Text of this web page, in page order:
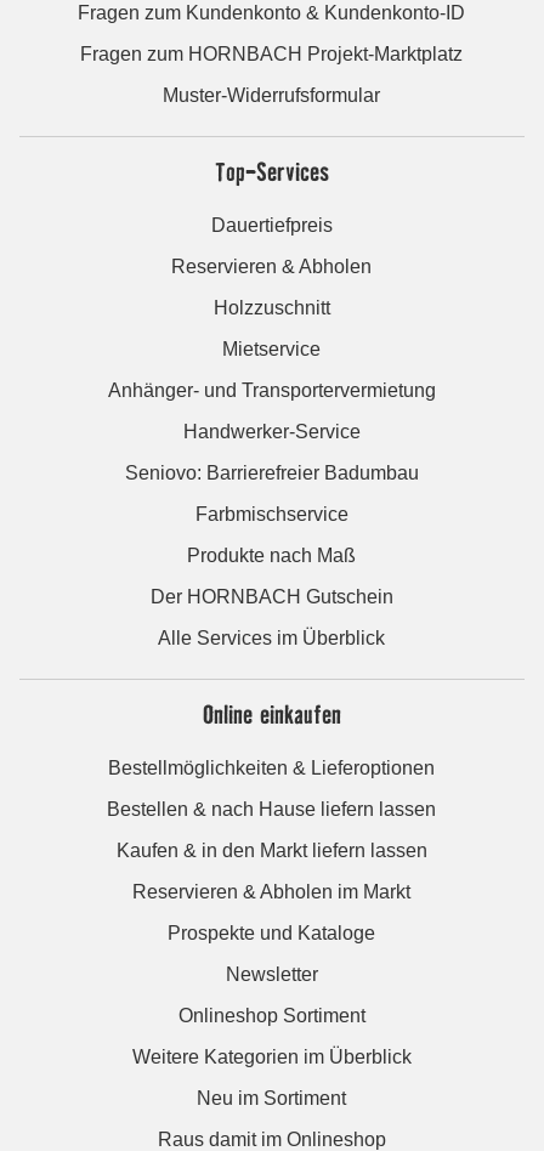
Fragen zum Kundenkonto & Kundenkonto-ID
Fragen zum HORNBACH Projekt-Marktplatz
Muster-Widerrufsformular
Top-Services
Dauertiefpreis
Reservieren & Abholen
Holzzuschnitt
Mietservice
Anhänger- und Transportervermietung
Handwerker-Service
Seniovo: Barrierefreier Badumbau
Farbmischservice
Produkte nach Maß
Der HORNBACH Gutschein
Alle Services im Überblick
Online einkaufen
Bestellmöglichkeiten & Lieferoptionen
Bestellen & nach Hause liefern lassen
Kaufen & in den Markt liefern lassen
Reservieren & Abholen im Markt
Prospekte und Kataloge
Newsletter
Onlineshop Sortiment
Weitere Kategorien im Überblick
Neu im Sortiment
Raus damit im Onlineshop